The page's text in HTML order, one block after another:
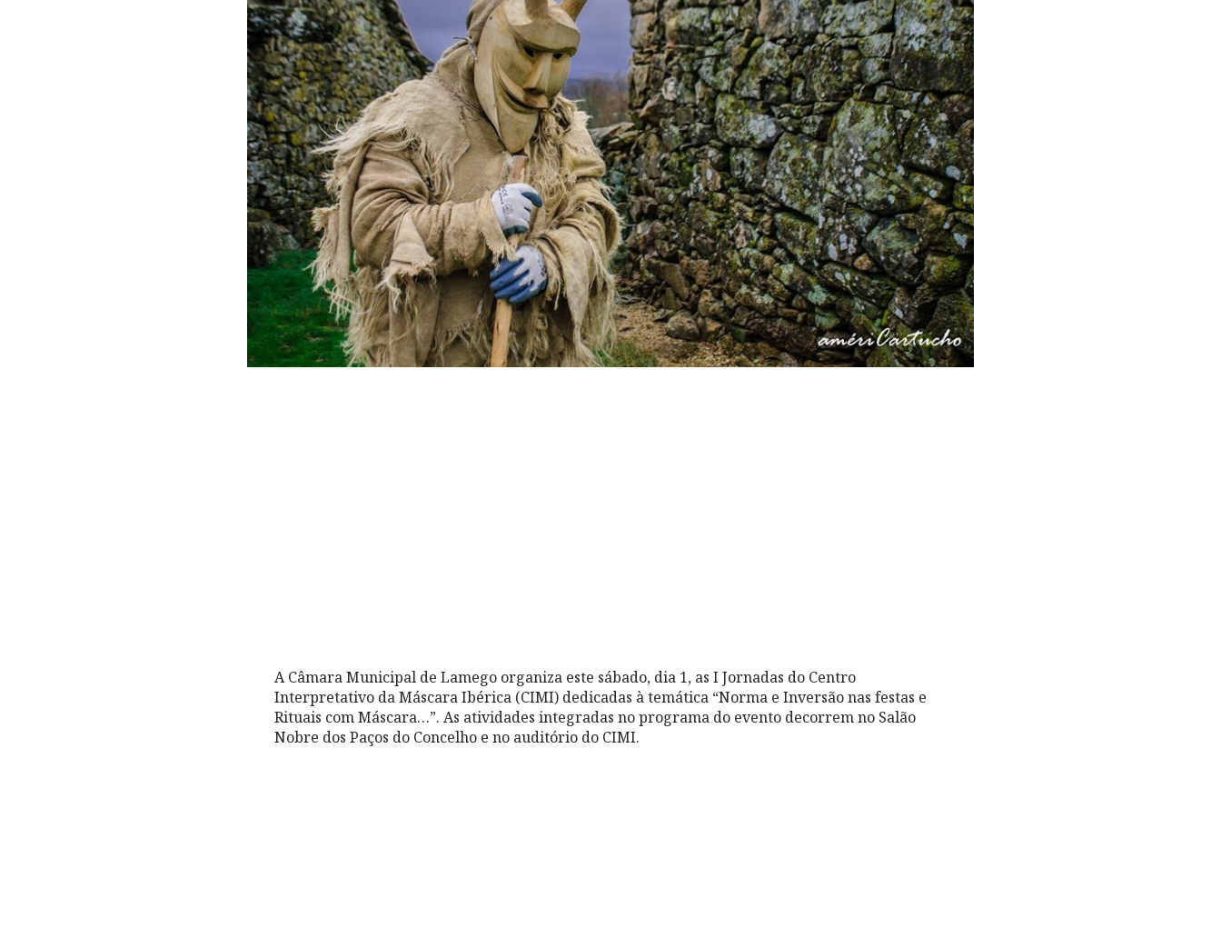
A Câmara Municipal de Lamego organiza este sábado, dia 1, as I Jornadas do Centro
Interpretativo da Máscara Ibérica (CIMI) dedicadas à temática “Norma e Inversão nas festas e
Rituais com Máscara…”. As atividades integradas no programa do evento decorrem no Salão
Nobre dos Paços do Concelho e no auditório do CIMI.